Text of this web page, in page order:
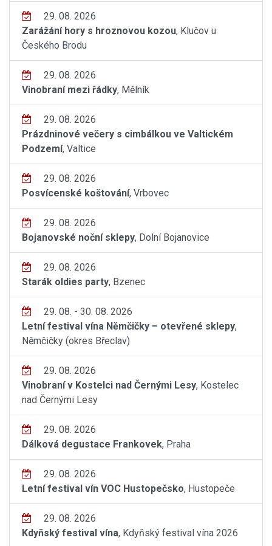
29. 08. 2026
Zarážání hory s hroznovou kozou, Klučov u
Českého Brodu
29. 08. 2026
Vinobraní mezi řádky, Mělník
29. 08. 2026
Prázdninové večery s cimbálkou ve Valtickém
Podzemí, Valtice
29. 08. 2026
Posvícenské koštování, Vrbovec
29. 08. 2026
Bojanovské noční sklepy, Dolní Bojanovice
29. 08. 2026
Starák oldies party, Bzenec
29. 08. - 30. 08. 2026
Letní festival vína Němčičky – otevřené sklepy,
Němčičky (okres Břeclav)
29. 08. 2026
Vinobraní v Kostelci nad Černými Lesy, Kostelec
nad Černými Lesy
29. 08. 2026
Dálková degustace Frankovek, Praha
29. 08. 2026
Letní festival vín VOC Hustopečsko, Hustopeče
29. 08. 2026
Kdyňský festival vína, Kdyňský festival vína 2026